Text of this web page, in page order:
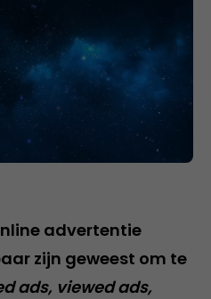
advertentie
zijn geweest om te
ads, viewed ads,